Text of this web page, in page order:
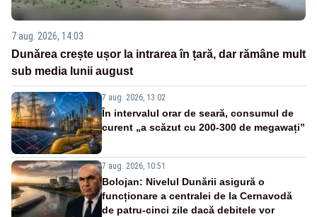
7 aug. 2026, 14:03
Dunărea crește ușor la intrarea în țară, dar rămâne mult
sub media lunii august
7 aug. 2026, 13:02
În intervalul orar de seară, consumul de
curent „a scăzut cu 200-300 de megawați”
7 aug. 2026, 10:51
Bolojan: Nivelul Dunării asigură o
funcționare a centralei de la Cernavodă
de patru-cinci zile dacă debitele vor